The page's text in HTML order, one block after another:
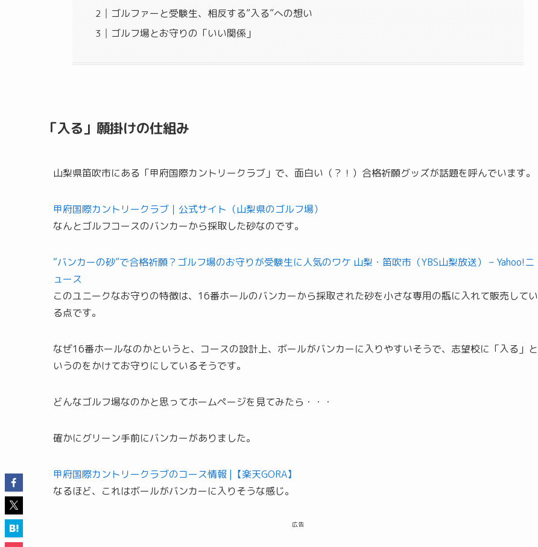
ゴルファーと受験生、相反する”入る”への想い
ゴルフ場とお守りの「いい関係」
「入る」願掛けの仕組み
山梨県笛吹市にある「甲府国際カントリークラブ」で、面白い（？！）合格祈願グッズが話題を呼んでいます。
甲府国際カントリークラブ｜公式サイト（山梨県のゴルフ場）
なんとゴルフコースのバンカーから採取した砂なのです。
“バンカーの砂”で合格祈願？ゴルフ場のお守りが受験生に人気のワケ 山梨・笛吹市（YBS山梨放送） – Yahoo!ニ
ュース
このユニークなお守りの特徴は、16番ホールのバンカーから採取された砂を小さな専用の瓶に入れて販売してい
る点です。
なぜ16番ホールなのかというと、コースの設計上、ボールがバンカーに入りやすいそうで、志望校に「入る」と
いうのをかけてお守りにしているそうです。
どんなゴルフ場なのかと思ってホームページを見てみたら・・・
確かにグリーン手前にバンカーがありました。
甲府国際カントリークラブのコース情報 |【楽天GORA】
なるほど、これはボールがバンカーに入りそうな感じ。
広告